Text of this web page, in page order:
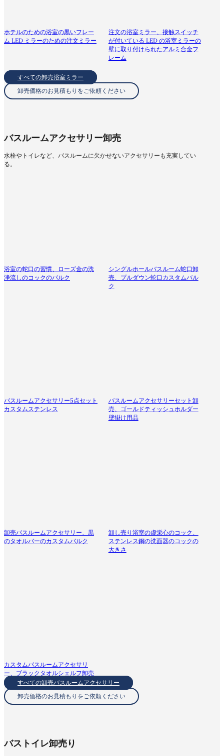
ホテルのための浴室の黒いフレー
ム LED ミラーのための注文ミラー
注文の浴室ミラー、接触スイッチ
が付いている LED の浴室ミラーの
壁に取り付けられたアルミ合金フ
レーム
すべての卸売浴室ミラー
卸売価格のお見積もりをご依頼ください
バスルームアクセサリー卸売
水栓やトイレなど、バスルームに欠かせないアクセサリーも充実してい
る。
浴室の蛇口の習慣、ローズ金の洗
浄流しのコックのバルク
シングルホールバスルーム蛇口卸
売、プルダウン蛇口カスタムバル
ク
バスルームアクセサリー5点セット
カスタムステンレス
バスルームアクセサリーセット卸
売、ゴールドティッシュホルダー
壁掛け用品
卸売バスルームアクセサリー、黒
のタオルバーのカスタムバルク
卸し売り浴室の虚栄心のコック、
ステンレス鋼の洗面器のコックの
大きさ
カスタムバスルームアクセサリ
ー、ブラックタオルシェルフ卸売
すべての卸売バスルームアクセサリー
卸売価格のお見積もりをご依頼ください
バストイレ卸売り